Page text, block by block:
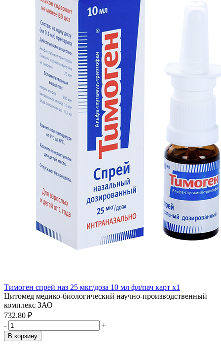
Тимоген спрей наз 25 мкг/доза 10 мл фл/пач карт x1
Цитомед медико-биологический научно-производственный
комплекс ЗАО
732.80 ₽
-
+
В корзину